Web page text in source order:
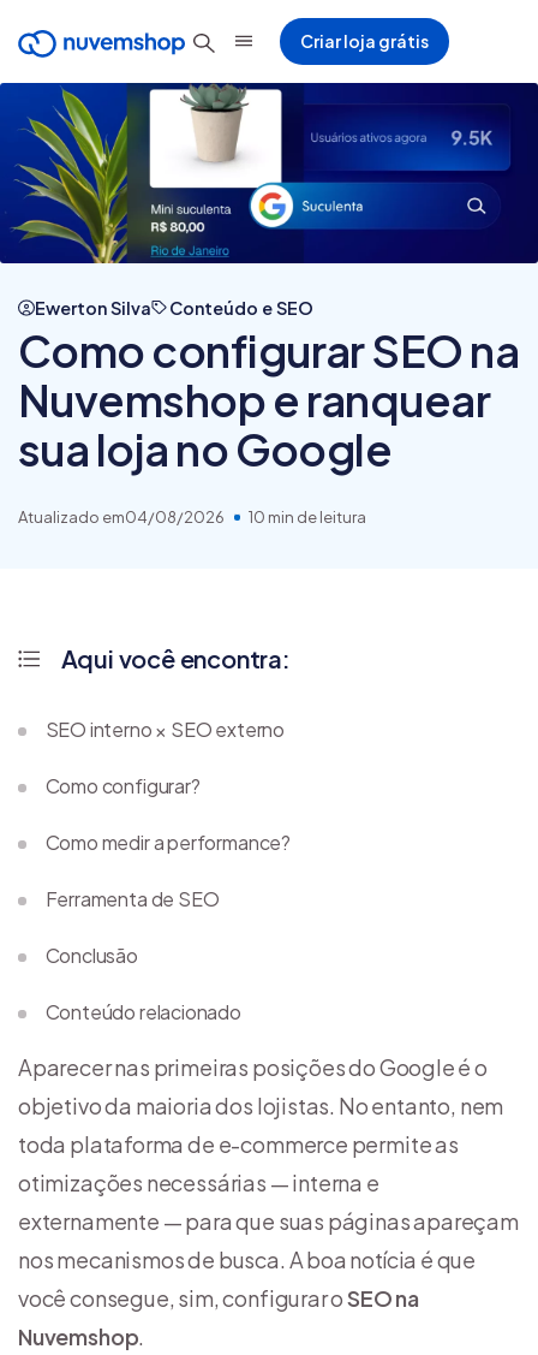
Criar loja grátis
Ewerton Silva Conteúdo e SEO
Como configurar SEO na
Nuvemshop e ranquear
sua loja no Google
Atualizado em04/08/2026 10 min de leitura
Aparecer nas primeiras posições do Google é o
objetivo da maioria dos lojistas. No entanto, nem
toda plataforma de e-commerce permite as
otimizações necessárias — interna e
externamente — para que suas páginas apareçam
nos mecanismos de busca. A boa notícia é que
você consegue, sim, configurar oSEO na
Nuvemshop.
Aqui você encontra:
SEO interno × SEO externo
Como configurar?
Como medir a performance?
Ferramenta de SEO
Conclusão
Conteúdo relacionado